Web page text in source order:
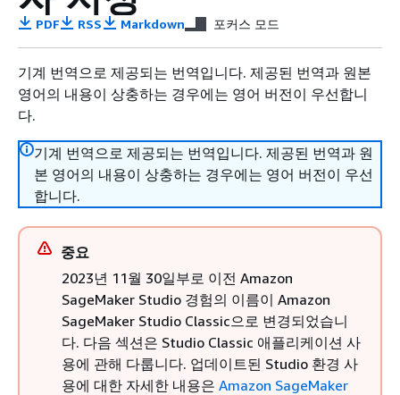
PDF RSS Markdown 포커스 모드
기계 번역으로 제공되는 번역입니다. 제공된 번역과 원본
영어의 내용이 상충하는 경우에는 영어 버전이 우선합니
다.
기계 번역으로 제공되는 번역입니다. 제공된 번역과 원
본 영어의 내용이 상충하는 경우에는 영어 버전이 우선
합니다.
중요
2023년 11월 30일부로 이전 Amazon
SageMaker Studio 경험의 이름이 Amazon
SageMaker Studio Classic으로 변경되었습니
다. 다음 섹션은 Studio Classic 애플리케이션 사
용에 관해 다룹니다. 업데이트된 Studio 환경 사
용에 대한 자세한 내용은 Amazon SageMaker